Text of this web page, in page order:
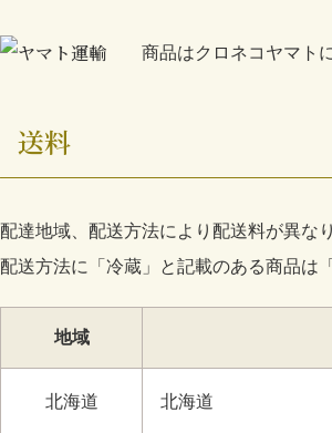
商品はクロネコヤマト
送料
配達地域、配送方法により配送料が異な
配送方法に「冷蔵」と記載のある商品は
地域
北海道 北海道